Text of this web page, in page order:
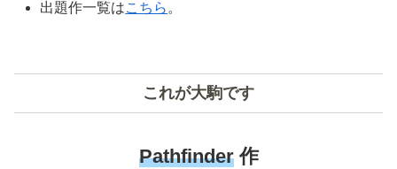
出題作一覧はこちら 。
これが大駒です
Pathfinder作